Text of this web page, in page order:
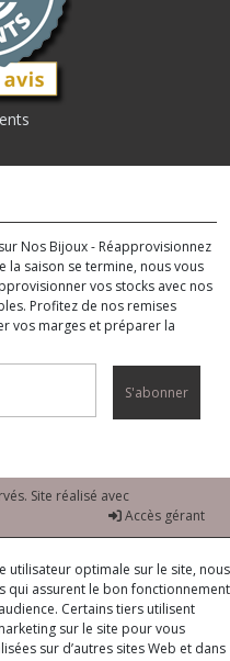
Nos Bijoux - Réapprovisionnez
la saison se termine, nous vous
vos stocks avec nos
Profitez de nos remises
vos marges et préparer la
S'abonner
Site réalisé avec
Accès gérant
utilisateur optimale sur le site, nous
qui assurent le bon fonctionnement
Certains tiers utilisent
sur le site pour vous
sur d’autres sites Web et dans